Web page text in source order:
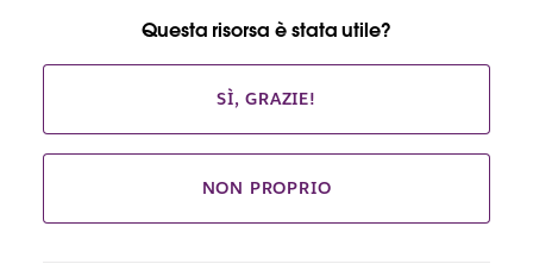
Questa risorsa è stata utile?
SÌ, GRAZIE!
NON PROPRIO